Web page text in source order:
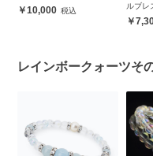
10,000
ルブレ
レインボークォーツそ